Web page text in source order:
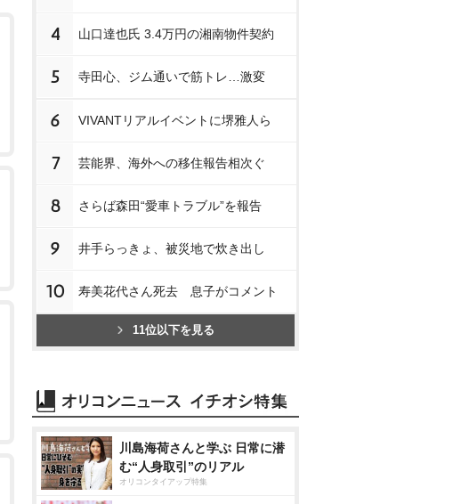
4 山口達也氏 3.4万円の湘南物件契約
5 寺田心、ジム通いで筋トレ…激変
6 VIVANTリアルイベントに堺雅人ら
7 芸能界、海外への移住報告相次ぐ
8 さらば森田“愛車トラブル”を報告
9 井手らっきょ、被災地で炊き出し
10 寿美花代さん死去 息子がコメント
11位以下を見る
川島海荷さんと学ぶ 日常に潜
む“人身取引”のリアル
オリコンタイアップ特集